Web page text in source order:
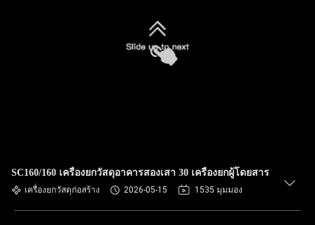
SC160/160 เครื่องยกวัสดุอาคารสองเสา 30 เครื่องยกผู้โดยสาร
เครื่องยกวัสดุก่อสร้าง 2026-05-15 1535 มุมมอง